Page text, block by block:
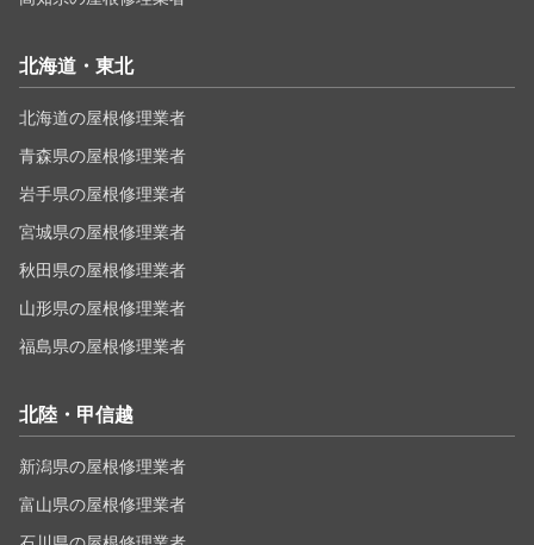
北海道・東北
北海道の屋根修理業者
青森県の屋根修理業者
岩手県の屋根修理業者
宮城県の屋根修理業者
秋田県の屋根修理業者
山形県の屋根修理業者
福島県の屋根修理業者
北陸・甲信越
新潟県の屋根修理業者
富山県の屋根修理業者